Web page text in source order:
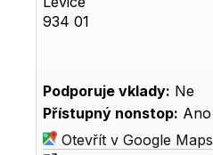
934 01
Podporuje vklady: Ne
Přístupný nonstop: Ano
Otevřít v Google Maps